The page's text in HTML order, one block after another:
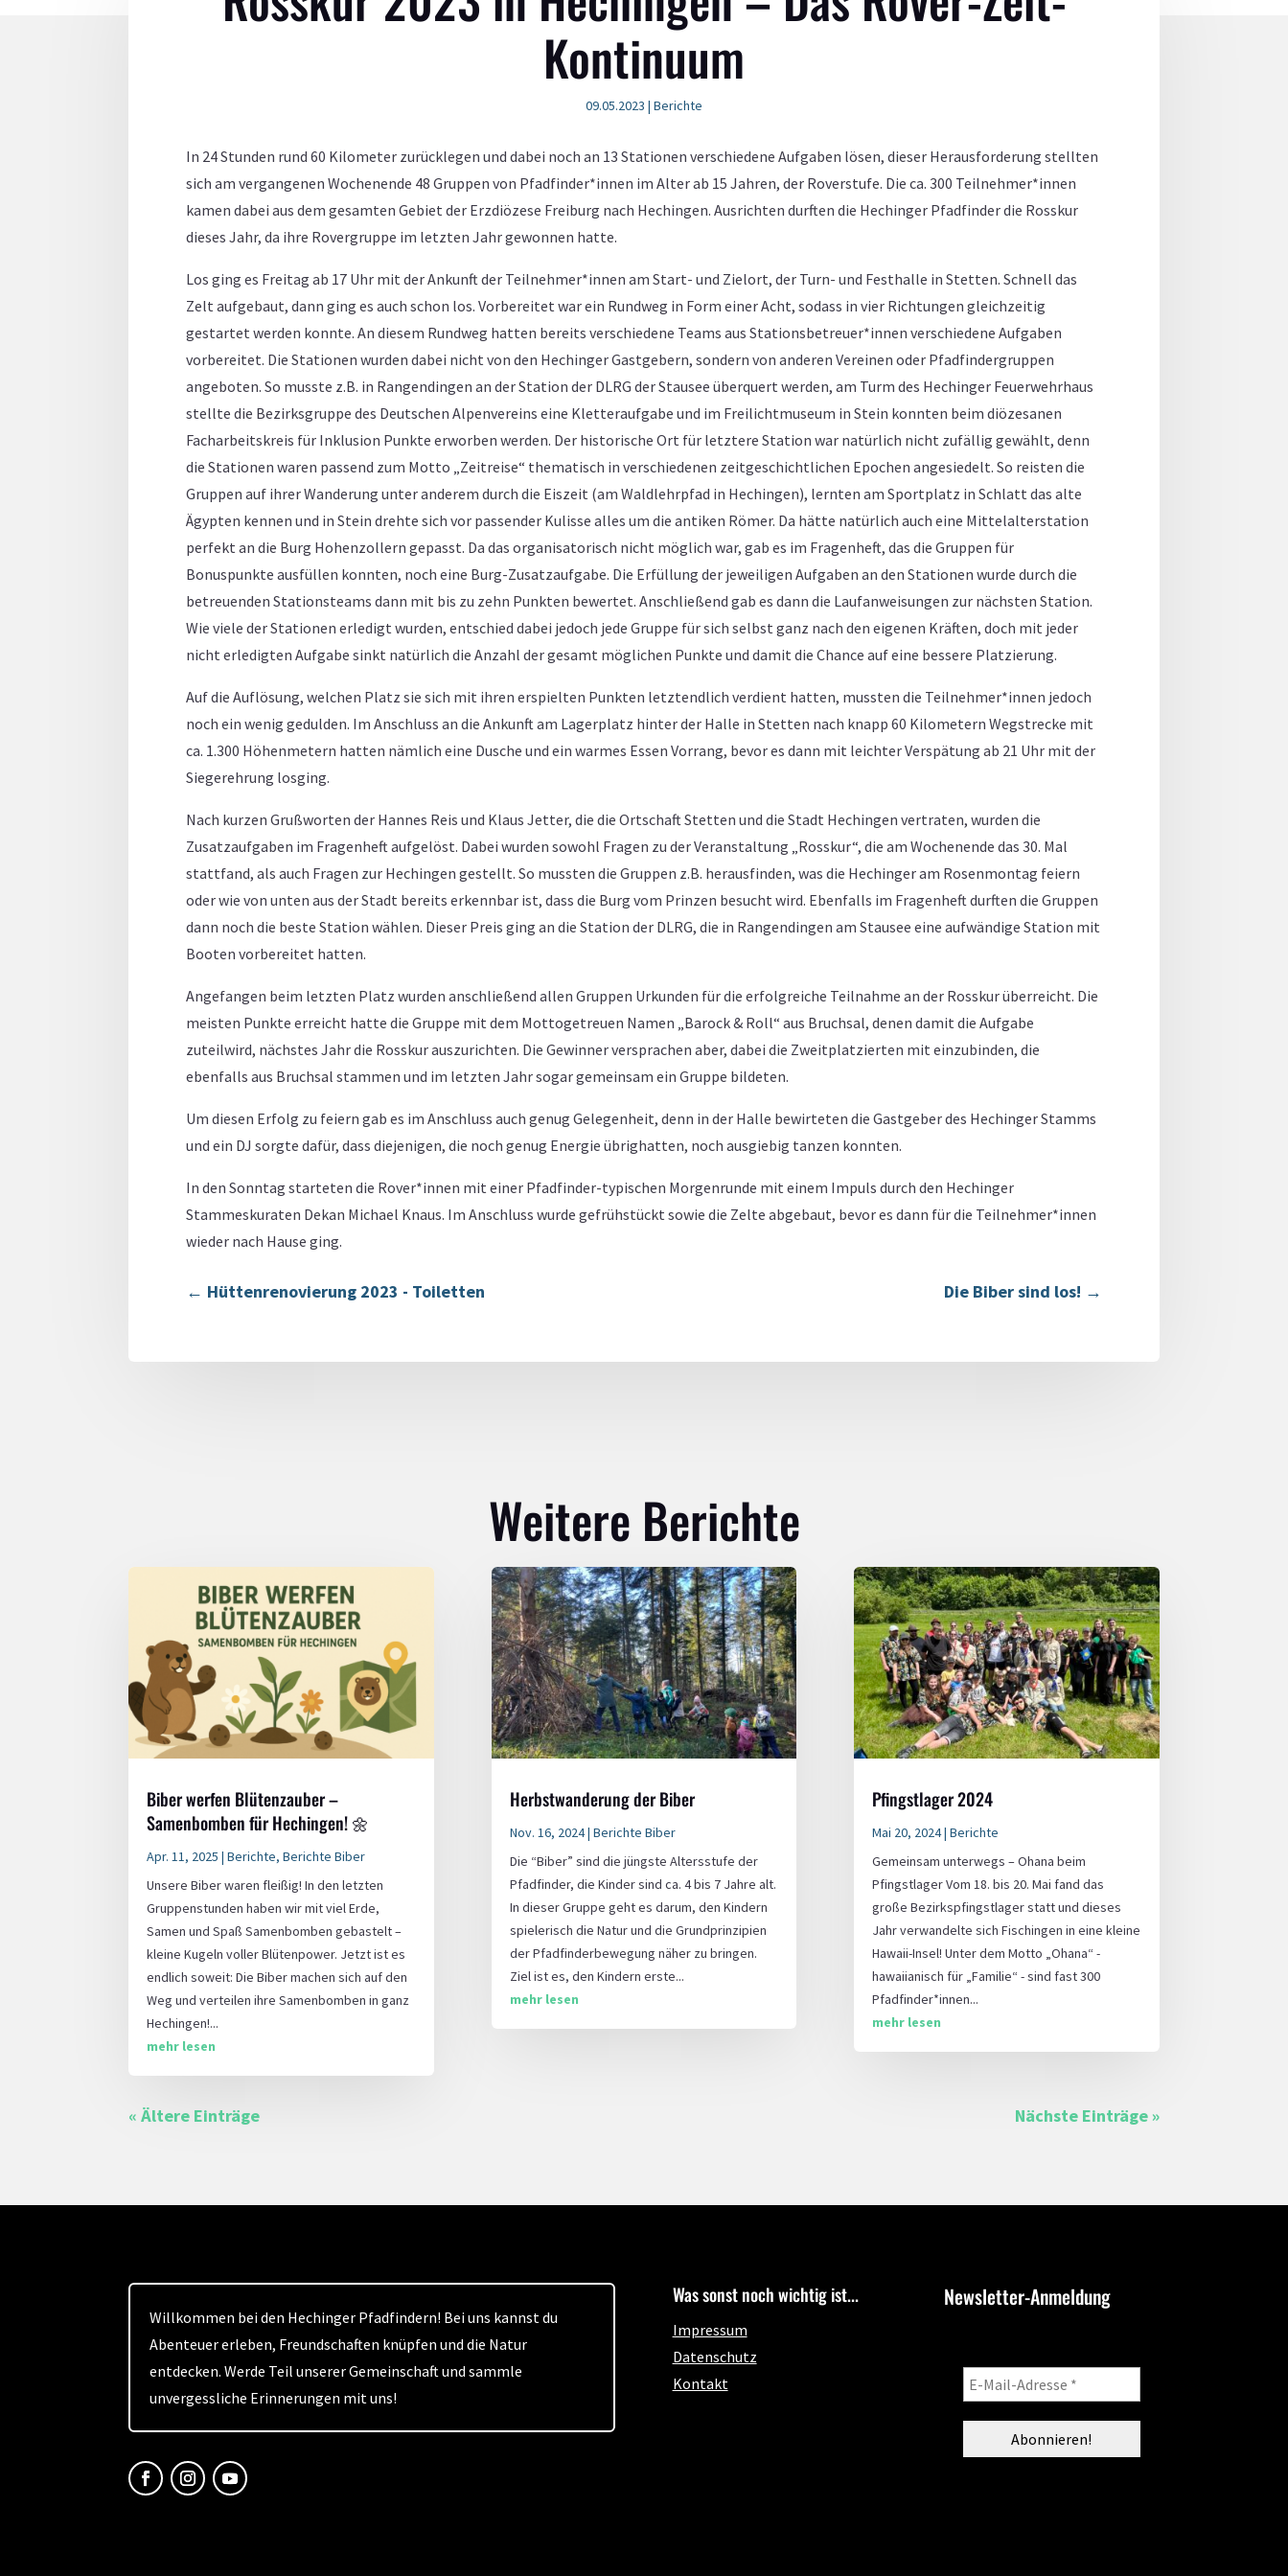
Kontinuum
09.05.2023 | Berichte
In 24 Stunden rund 60 Kilometer zurücklegen und dabei noch an 13 Stationen verschiedene Aufgaben lösen, dieser Herausforderung stellten
sich am vergangenen Wochenende 48 Gruppen von Pfadfinder*innen im Alter ab 15 Jahren, der Roverstufe. Die ca. 300 Teilnehmer*innen
kamen dabei aus dem gesamten Gebiet der Erzdiözese Freiburg nach Hechingen. Ausrichten durften die Hechinger Pfadfinder die Rosskur
dieses Jahr, da ihre Rovergruppe im letzten Jahr gewonnen hatte.
Los ging es Freitag ab 17 Uhr mit der Ankunft der Teilnehmer*innen am Start- und Zielort, der Turn- und Festhalle in Stetten. Schnell das
Zelt aufgebaut, dann ging es auch schon los. Vorbereitet war ein Rundweg in Form einer Acht, sodass in vier Richtungen gleichzeitig
gestartet werden konnte. An diesem Rundweg hatten bereits verschiedene Teams aus Stationsbetreuer*innen verschiedene Aufgaben
vorbereitet. Die Stationen wurden dabei nicht von den Hechinger Gastgebern, sondern von anderen Vereinen oder Pfadfindergruppen
angeboten. So musste z.B. in Rangendingen an der Station der DLRG der Stausee überquert werden, am Turm des Hechinger Feuerwehrhaus
stellte die Bezirksgruppe des Deutschen Alpenvereins eine Kletteraufgabe und im Freilichtmuseum in Stein konnten beim diözesanen
Facharbeitskreis für Inklusion Punkte erworben werden. Der historische Ort für letztere Station war natürlich nicht zufällig gewählt, denn
die Stationen waren passend zum Motto „Zeitreise“ thematisch in verschiedenen zeitgeschichtlichen Epochen angesiedelt. So reisten die
Gruppen auf ihrer Wanderung unter anderem durch die Eiszeit (am Waldlehrpfad in Hechingen), lernten am Sportplatz in Schlatt das alte
Ägypten kennen und in Stein drehte sich vor passender Kulisse alles um die antiken Römer. Da hätte natürlich auch eine Mittelalterstation
perfekt an die Burg Hohenzollern gepasst. Da das organisatorisch nicht möglich war, gab es im Fragenheft, das die Gruppen für
Bonuspunkte ausfüllen konnten, noch eine Burg-Zusatzaufgabe. Die Erfüllung der jeweiligen Aufgaben an den Stationen wurde durch die
betreuenden Stationsteams dann mit bis zu zehn Punkten bewertet. Anschließend gab es dann die Laufanweisungen zur nächsten Station.
Wie viele der Stationen erledigt wurden, entschied dabei jedoch jede Gruppe für sich selbst ganz nach den eigenen Kräften, doch mit jeder
nicht erledigten Aufgabe sinkt natürlich die Anzahl der gesamt möglichen Punkte und damit die Chance auf eine bessere Platzierung.
Auf die Auflösung, welchen Platz sie sich mit ihren erspielten Punkten letztendlich verdient hatten, mussten die Teilnehmer*innen jedoch
noch ein wenig gedulden. Im Anschluss an die Ankunft am Lagerplatz hinter der Halle in Stetten nach knapp 60 Kilometern Wegstrecke mit
ca. 1.300 Höhenmetern hatten nämlich eine Dusche und ein warmes Essen Vorrang, bevor es dann mit leichter Verspätung ab 21 Uhr mit der
Siegerehrung losging.
Nach kurzen Grußworten der Hannes Reis und Klaus Jetter, die die Ortschaft Stetten und die Stadt Hechingen vertraten, wurden die
Zusatzaufgaben im Fragenheft aufgelöst. Dabei wurden sowohl Fragen zu der Veranstaltung „Rosskur“, die am Wochenende das 30. Mal
stattfand, als auch Fragen zur Hechingen gestellt. So mussten die Gruppen z.B. herausfinden, was die Hechinger am Rosenmontag feiern
oder wie von unten aus der Stadt bereits erkennbar ist, dass die Burg vom Prinzen besucht wird. Ebenfalls im Fragenheft durften die Gruppen
dann noch die beste Station wählen. Dieser Preis ging an die Station der DLRG, die in Rangendingen am Stausee eine aufwändige Station mit
Booten vorbereitet hatten.
Angefangen beim letzten Platz wurden anschließend allen Gruppen Urkunden für die erfolgreiche Teilnahme an der Rosskur überreicht. Die
meisten Punkte erreicht hatte die Gruppe mit dem Mottogetreuen Namen „Barock & Roll“ aus Bruchsal, denen damit die Aufgabe
zuteilwird, nächstes Jahr die Rosskur auszurichten. Die Gewinner versprachen aber, dabei die Zweitplatzierten mit einzubinden, die
ebenfalls aus Bruchsal stammen und im letzten Jahr sogar gemeinsam ein Gruppe bildeten.
Um diesen Erfolg zu feiern gab es im Anschluss auch genug Gelegenheit, denn in der Halle bewirteten die Gastgeber des Hechinger Stamms
und ein DJ sorgte dafür, dass diejenigen, die noch genug Energie übrighatten, noch ausgiebig tanzen konnten.
In den Sonntag starteten die Rover*innen mit einer Pfadfinder-typischen Morgenrunde mit einem Impuls durch den Hechinger
Stammeskuraten Dekan Michael Knaus. Im Anschluss wurde gefrühstückt sowie die Zelte abgebaut, bevor es dann für die Teilnehmer*innen
wieder nach Hause ging.
← Hüttenrenovierung 2023 - Toiletten Die Biber sind los! →
Weitere Berichte
Biber werfen Blütenzauber –
Samenbomben für Hechingen! 🌼
Apr. 11, 2025 |Berichte,Berichte Biber
Unsere Biber waren fleißig! In den letzten
Gruppenstunden haben wir mit viel Erde,
Samen und Spaß Samenbomben gebastelt –
kleine Kugeln voller Blütenpower. Jetzt ist es
endlich soweit: Die Biber machen sich auf den
Weg und verteilen ihre Samenbomben in ganz
Hechingen!...
mehr lesen
Herbstwanderung der Biber
Nov. 16, 2024| Berichte Biber
Die “Biber” sind die jüngste Altersstufe der
Pfadfinder, die Kinder sind ca. 4 bis 7 Jahre alt.
In dieser Gruppe geht es darum, den Kindern
spielerisch die Natur und die Grundprinzipien
der Pfadfinderbewegung näher zu bringen.
Ziel ist es, den Kindern erste...
mehr lesen
Pfingstlager 2024
Mai 20, 2024| Berichte
Gemeinsam unterwegs – Ohana beim
Pfingstlager Vom 18. bis 20. Mai fand das
große Bezirkspfingstlager statt und dieses
Jahr verwandelte sich Fischingen in eine kleine
Hawaii-Insel! Unter dem Motto „Ohana“ -
hawaiianisch für „Familie“ - sind fast 300
Pfadfinder*innen...
mehr lesen
« Ältere Einträge Nächste Einträge »
Willkommen bei den Hechinger Pfadfindern! Bei uns kannst du
Abenteuer erleben, Freundschaften knüpfen und die Natur
entdecken. Werde Teil unserer Gemeinschaft und sammle
unvergessliche Erinnerungen mit uns!
Was sonst noch wichtig ist...
Impressum
Datenschutz
Kontakt
Newsletter-Anmeldung